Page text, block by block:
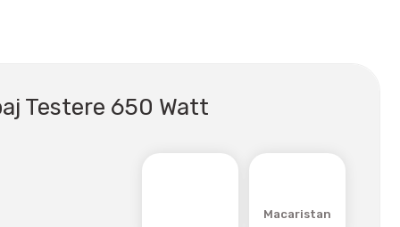
Testere 650 Watt
Macaristan